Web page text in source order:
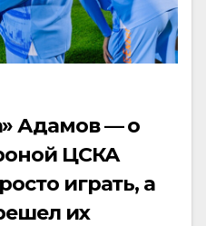
Адамов — о
ЦСКА
играть, а
их